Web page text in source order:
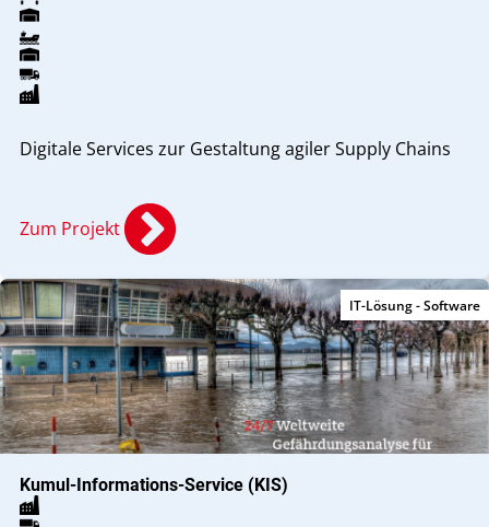
Digitale Services zur Gestaltung agiler Supply Chains
Zum Projekt
IT-Lösung - Software
Kumul-Informations-Service (KIS)